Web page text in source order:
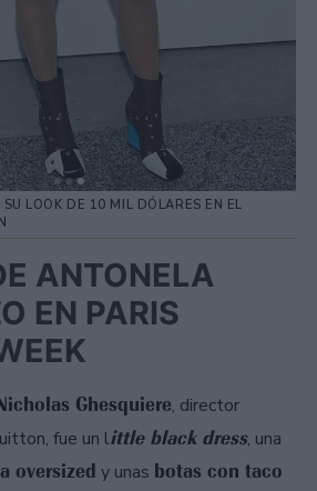
LOOK DE 10 MIL DÓLARES EN EL
ANTONELA
EN PARIS
Ghesquiere, director
fue un little black dress, una
oversized y unas botas con taco